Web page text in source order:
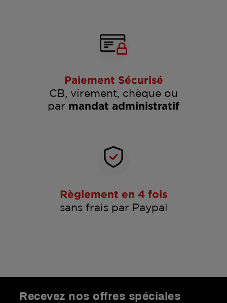
Paiement Sécurisé
CB, virement, chèque ou
par mandat administratif
Règlement en 4 fois
sans frais par Paypal
Recevez nos offres spéciales